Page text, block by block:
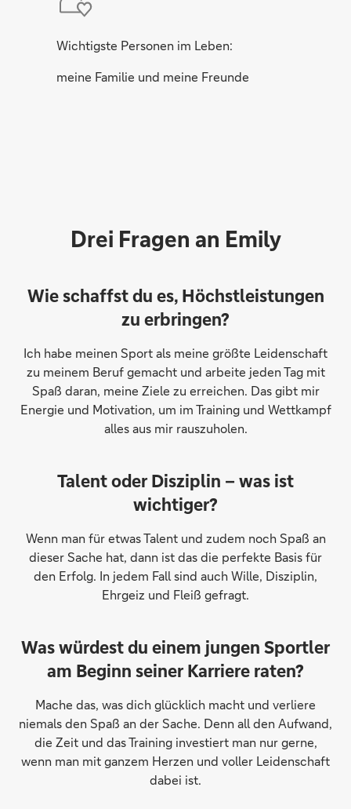
Wichtigste Personen im Leben:
meine Familie und meine Freunde
Drei Fragen an Emily
Wie schaffst du es, Höchstleistungen
zu erbringen?
Ich habe meinen Sport als meine größte Leidenschaft
zu meinem Beruf gemacht und arbeite jeden Tag mit
Spaß daran, meine Ziele zu erreichen. Das gibt mir
Energie und Motivation, um im Training und Wettkampf
alles aus mir rauszuholen.
Talent oder Disziplin – was ist
wichtiger?
Wenn man für etwas Talent und zudem noch Spaß an
dieser Sache hat, dann ist das die perfekte Basis für
den Erfolg. In jedem Fall sind auch Wille, Disziplin,
Ehrgeiz und Fleiß gefragt.
Was würdest du einem jungen Sportler
am Beginn seiner Karriere raten?
Mache das, was dich glücklich macht und verliere
niemals den Spaß an der Sache. Denn all den Aufwand,
die Zeit und das Training investiert man nur gerne,
wenn man mit ganzem Herzen und voller Leidenschaft
dabei ist.